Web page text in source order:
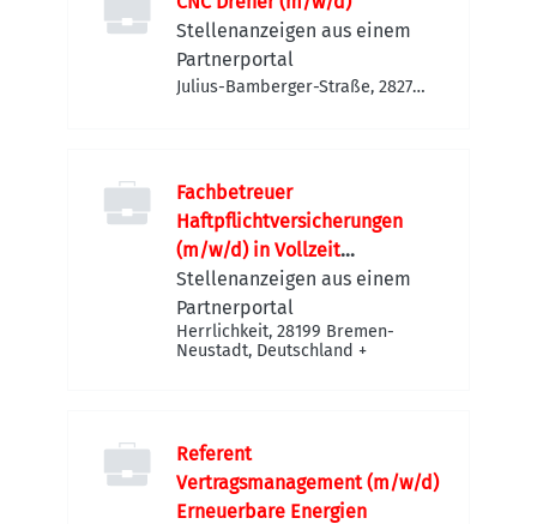
Stellenanzeigen aus einem
Partnerportal
Julius-Bamberger-Straße, 28279
Fachbetreuer
Haftpflichtversicherungen
(m/w/d) in Vollzeit
(40h/Woche)
Stellenanzeigen aus einem
Partnerportal
Herrlichkeit, 28199 Bremen-
Neustadt, Deutschland +
Referent
Vertragsmanagement (m/w/d)
Erneuerbare Energien